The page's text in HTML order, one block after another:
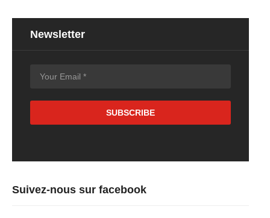
Newsletter
Suivez-nous sur facebook